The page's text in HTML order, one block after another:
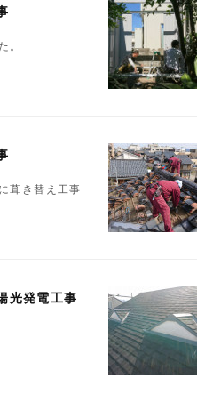
。
葺き替え工事
光発電工事